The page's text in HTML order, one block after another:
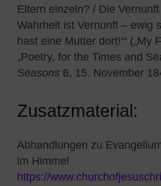
Eltern einzeln? / Die
Wahrheit ist Vernunft – ewig
hast eine Mutter dort!‘“ („My
„Poetry, for the Times and
Seasons 6, 15. November
Zusatzmaterial:
Abhandlungen zu
im Himmel
https://